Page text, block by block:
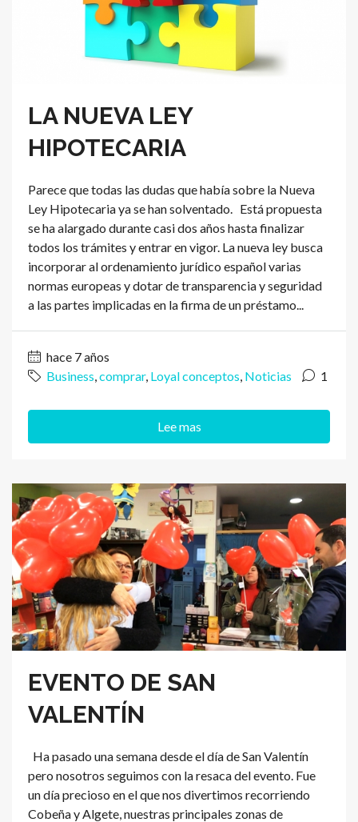
LA NUEVA LEY
HIPOTECARIA
Parece que todas las dudas que había sobre la Nueva
Ley Hipotecaria ya se han solventado. Está propuesta
se ha alargado durante casi dos años hasta finalizar
todos los trámites y entrar en vigor. La nueva ley busca
incorporar al ordenamiento jurídico español varias
normas europeas y dotar de transparencia y seguridad
a las partes implicadas en la firma de un préstamo...
hace 7 años
Business comprar, Loyal conceptos Noticias 1
Lee mas
EVENTO DE SAN
VALENTÍN
Ha pasado una semana desde el día de San Valentín
pero nosotros seguimos con la resaca del evento. Fue
un día precioso en el que nos divertimos recorriendo
Cobeña y Algete, nuestras principales zonas de